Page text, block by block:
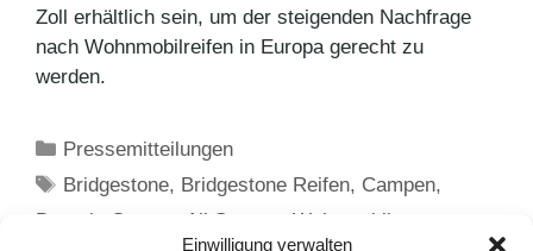
Einwilligung verwalten
Zoll erhältlich sein, um der steigenden Nachfrage
nach Wohnmobilreifen in Europa gerecht zu
werden.
Kategorien
Pressemitteilungen
Schlagwörter
Bridgestone, Bridgestone Reifen, Campen,
Duravis Camper All Season
Wohnmobil